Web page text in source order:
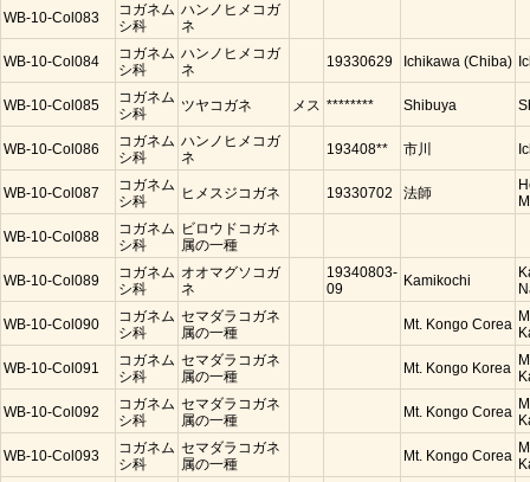
WB-10-Col083
コガネム
シ科
ハンノヒメコガ
ネ
WB-10-Col084
コガネム
シ科
ハンノヒメコガ
ネ
19330629 Ichikawa (Chiba)
WB-10-Col085
コガネム
シ科
ツヤコガネ メス ******** Shibuya
WB-10-Col086
コガネム
シ科
ハンノヒメコガ
ネ
193408** 市川
WB-10-Col087
コガネム
シ科
ヒメスジコガネ 19330702 法師
WB-10-Col088
コガネム
シ科
ビロウドコガネ
属の一種
WB-10-Col089
コガネム
シ科
オオマグソコガ
ネ
19340803-
09
Kamikochi
WB-10-Col090
コガネム
シ科
セマダラコガネ
属の一種
Mt. Kongo Corea
WB-10-Col091
コガネム
シ科
セマダラコガネ
属の一種
Mt. Kongo Korea
WB-10-Col092
コガネム
シ科
セマダラコガネ
属の一種
Mt. Kongo Corea
WB-10-Col093
コガネム
シ科
セマダラコガネ
属の一種
Mt. Kongo Corea